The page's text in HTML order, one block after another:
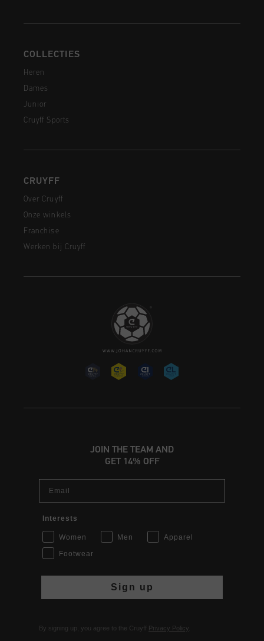
COLLECTIES
Heren
Dames
Junior
Cruyff Sports
CRUYFF
Over Cruyff
Onze winkels
Franchise
Werken bij Cruyff
JOIN THE TEAM AND
GET 14% OFF
Interests
Women Men
Apparel
Footwear
Sign up
By signing up, you agree to the Cruyff Privacy Policy